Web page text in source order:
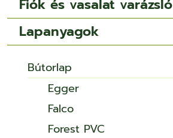
Fiók és vasalat varázsló
Lapanyagok
Bútorlap
Egger
Falco
Forest PVC